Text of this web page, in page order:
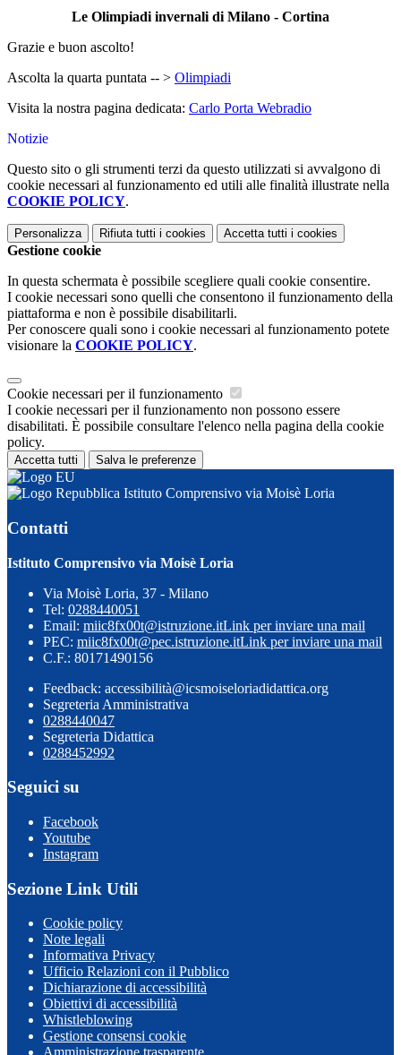
Le Olimpiadi invernali di Milano - Cortina
Grazie e buon ascolto!
Ascolta la quarta puntata -- > Olimpiadi
Visita la nostra pagina dedicata: Carlo Porta Webradio
Notizie
Questo sito o gli strumenti terzi da questo utilizzati si avvalgono di
cookie necessari al funzionamento ed utili alle finalità illustrate nella
COOKIE POLICY.
Personalizza Rifiuta tutti i cookies Accetta tutti i cookies
Gestione cookie
In questa schermata è possibile scegliere quali cookie consentire.
I cookie necessari sono quelli che consentono il funzionamento della
piattaforma e non è possibile disabilitarli.
Per conoscere quali sono i cookie necessari al funzionamento potete
visionare la COOKIE POLICY.
Cookie necessari per il funzionamento
I cookie necessari per il funzionamento non possono essere
disabilitati. È possibile consultare l'elenco nella pagina della cookie
policy.
Accetta tutti Salva le preferenze
Istituto Comprensivo via Moisè Loria
Contatti
Istituto Comprensivo via Moisè Loria
Via Moisè Loria, 37 - Milano
Tel: 0288440051
Email: miic8fx00t@istruzione.itLink per inviare una mail
PEC: miic8fx00t@pec.istruzione.itLink per inviare una mail
C.F.: 80171490156
Feedback: accessibilità@icsmoiseloriadidattica.org
Segreteria Amministrativa
0288440047
Segreteria Didattica
0288452992
Seguici su
Facebook
Youtube
Instagram
Sezione Link Utili
Cookie policy
Note legali
Informativa Privacy
Ufficio Relazioni con il Pubblico
Dichiarazione di accessibilità
Obiettivi di accessibilità
Whistleblowing
Gestione consensi cookie